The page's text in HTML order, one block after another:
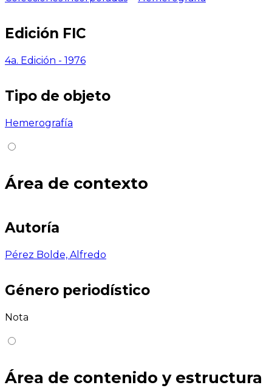
Edición FIC
4a. Edición - 1976
Tipo de objeto
Hemerografía
Área de contexto
Autoría
Pérez Bolde, Alfredo
Género periodístico
Nota
Área de contenido y estructura